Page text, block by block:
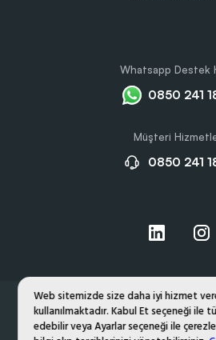
Web sitemizde size daha iyi hizmet
kullanılmaktadır. Kabul Et seçeneği ile
edebilir veya Ayarlar seçeneği ile
Whatsapp Destek
0850 241
Müşteri
0850 241
Hakkımızda
Gizlilik ve
Kişisel Verilerin